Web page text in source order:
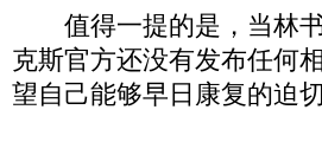
值得一提的是，当林书
克斯官方还没有发布任何
望自己能够早日康复的迫